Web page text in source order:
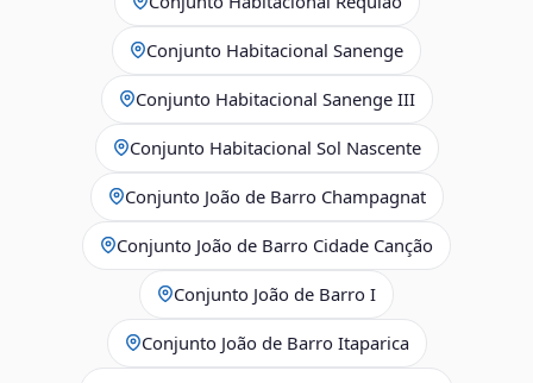
Conjunto Habitacional Sanenge
Conjunto Habitacional Sanenge III
Conjunto Habitacional Sol Nascente
Conjunto João de Barro Champagnat
Conjunto João de Barro Cidade Canção
Conjunto João de Barro I
Conjunto João de Barro Itaparica